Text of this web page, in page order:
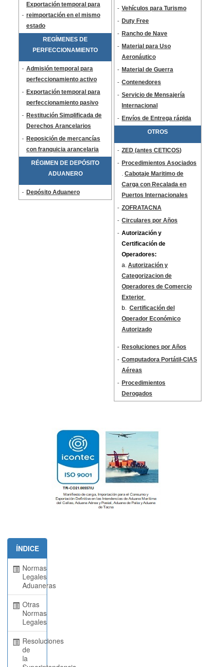
-
Exportación temporal para
reimportación en el mismo
estado
REGÍMENES DE
PERFECCIONAMIENTO
- Admisión temporal para
perfeccionamiento activo
- Exportación temporal para
perfeccionamiento pasivo
- Restitución Simplificada de
Derechos Arancelarios
- Reposición de mercancías
con franquicia arancelaria
RÉGIMEN DE DEPÓSITO
ADUANERO
- Depósito Aduanero
- Vehículos para Turismo
- Duty Free
- Rancho de Nave
- Material para Uso
Aeronáutico
- Material de Guerra
- Contenedores
- Servicio de Mensajería
Internacional
- Envíos de Entrega rápida
OTROS
- ZED (antes CETICOS)
- Procedimientos Asociados
. Cabotaje Maritimo de
Carga con Recalada en
Puertos Internacionales
- ZOFRATACNA
- Circulares por Años
- Autorización y
Certificación de
Operadores:
a. Autorización y
Categorizacion de
Operadores de Comercio
Exterior
b. Certificación del
Operador Económico
Autorizado
- Resoluciones por Años
- Computadora Portátil-CIAS
Aéreas
- Procedimientos
Derogados
ÍNDICE
Normas
Legales
Aduaneras
Otras
Normas
Legales
Resoluciones
de
la